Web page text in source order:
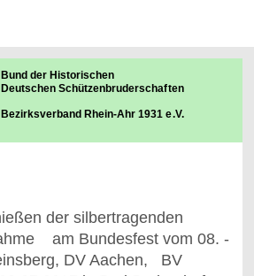
Bund der Historischen
Deutschen Schützenbruderschaften
Bezirksverband Rhein-Ahr 1931 e.V.
der silbertragenden
am Bundesfest vom 08. -
DV Aachen, BV